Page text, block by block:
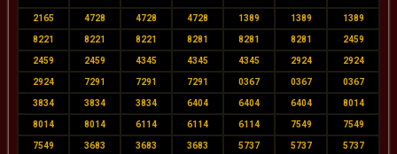
2165 4728 4728 4728 1389 1389 1389
8221 8221 8221 8281 8281 8281 2459
2459 2459 4345 4345 4345 2924 2924
2924 7291 7291 7291 0367 0367 0367
3834 3834 3834 6404 6404 6404 8014
8014 8014 6114 6114 6114 7549 7549
7549 3683 3683 3683 5737 5737 5737